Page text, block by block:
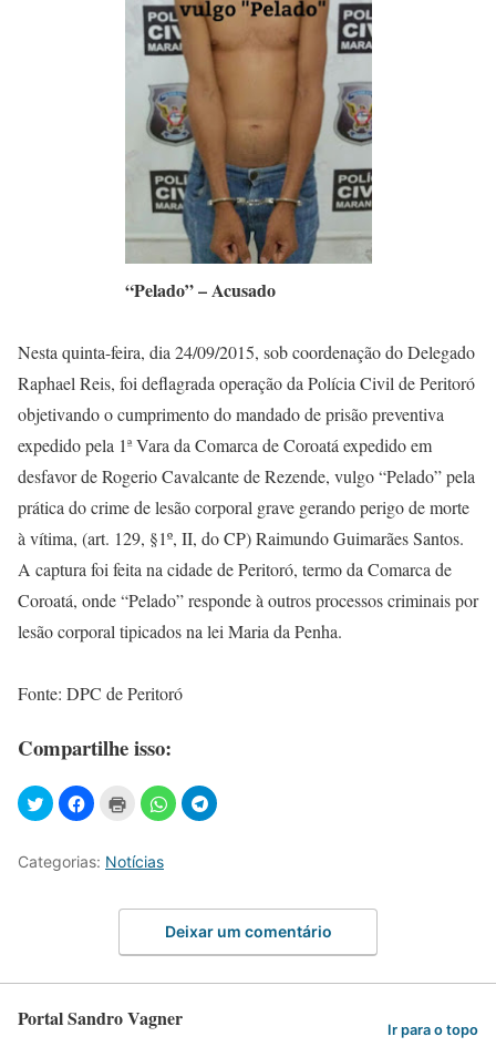
“Pelado” – Acusado
Nesta quinta-feira, dia 24/09/2015, sob coordenação do Delegado
Raphael Reis, foi deflagrada operação da Polícia Civil de Peritoró
objetivando o cumprimento do mandado de prisão preventiva
expedido pela 1ª Vara da Comarca de Coroatá expedido em
desfavor de Rogerio Cavalcante de Rezende, vulgo “Pelado” pela
prática do crime de lesão corporal grave gerando perigo de morte
à vítima, (art. 129, §1º, II, do CP) Raimundo Guimarães Santos.
A captura foi feita na cidade de Peritoró, termo da Comarca de
Coroatá, onde “Pelado” responde à outros processos criminais por
lesão corporal tipicados na lei Maria da Penha.
Fonte: DPC de Peritoró
Compartilhe isso:
Categorias: Notícias
Deixar um comentário
Portal Sandro Vagner Ir para o topo